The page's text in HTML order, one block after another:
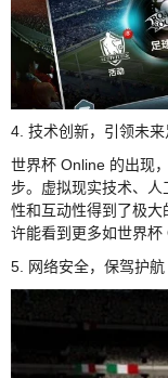
4. 技术创新，引领未来
世界杯 Online 的出现
步。虚拟现实技术、
性和互动性得到了极
许能看到更多如世界杯
5. 网络安全，保驾护航